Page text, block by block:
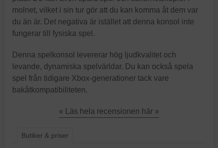
molnet, vilket i sin tur gör att du kan komma åt dem var
du än är. Det negativa är istället att denna konsol inte
fungerar till fysiska spel.
Denna spelkonsol levererar hög ljudkvalitet och
levande, dynamiska spelvärldar. Du kan också spela
spel från tidigare Xbox-generationer tack vare
bakåtkompatibiliteten.
« Läs hela recensionen här »
Butiker & priser